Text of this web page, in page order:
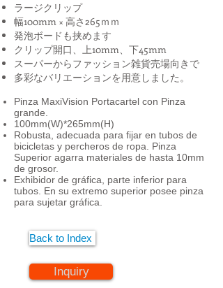
ラージクリップ
幅100mm × 高さ265ｍｍ
発泡ボードも挟めます
クリップ開口、上10mm、下45mm
スーパーからファッション雑貨売場向きで
多彩なバリエーションを用意しました。
Pinza MaxiVision Portacartel con Pinza
grande.
100mm(W)*265mm(H)
Robusta, adecuada para fijar en tubos de
bicicletas y percheros de ropa. Pinza
Superior agarra materiales de hasta 10mm
de grosor.
Exhibidor de gráfica, parte inferior para
tubos. En su extremo superior posee pinza
para sujetar gráfica.
Back to Index
Inquiry